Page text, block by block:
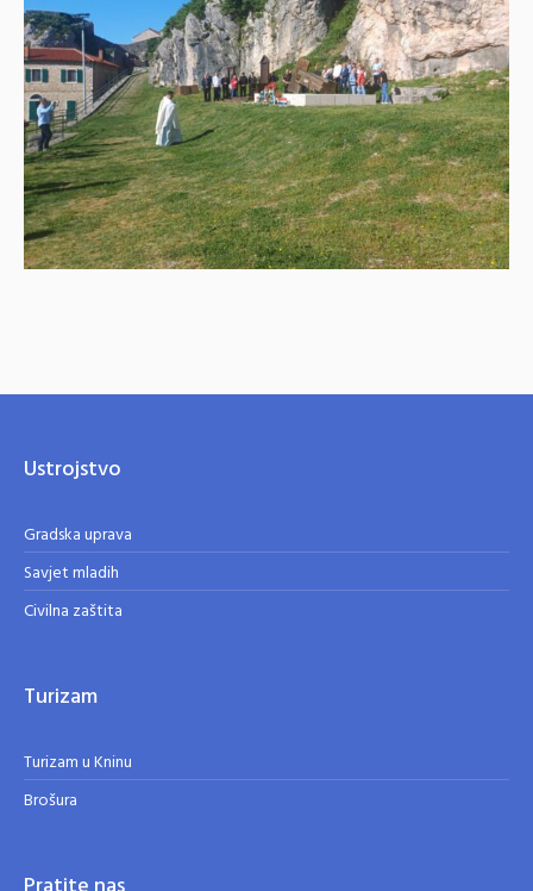
Ustrojstvo
Gradska uprava
Savjet mladih
Civilna zaštita
Turizam
Turizam u Kninu
Brošura